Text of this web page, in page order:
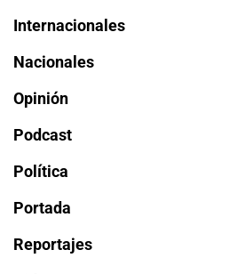
Internacionales
Nacionales
Opinión
Podcast
Política
Portada
Reportajes